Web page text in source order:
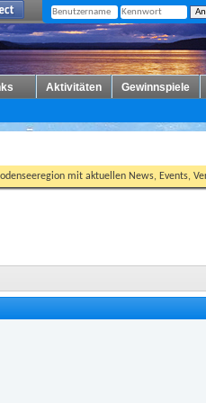
Aktivitäten Gewinnspiele
mit aktuellen News, Events,